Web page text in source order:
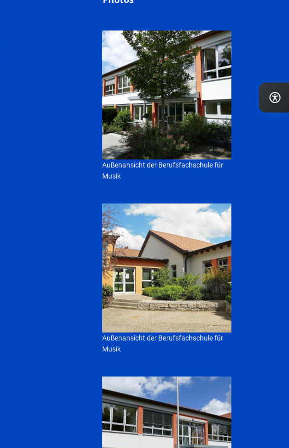
Außenansicht der Berufsfachschule für
Musik
Außenansicht der Berufsfachschule für
Musik